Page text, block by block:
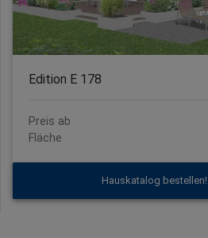
Edition E 178
Preis ab
Fläche
Hauskatalog bestellen!